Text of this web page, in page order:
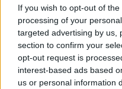
If you wish to opt-out of
processing of your
targeted advertising by us,
section to confirm your
opt-out request is
interest-based ads based
us or personal information